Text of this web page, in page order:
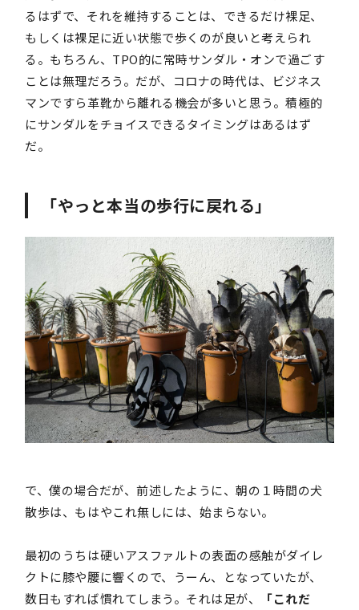
るはずで、それを維持することは、できるだけ裸足、
もしくは裸足に近い状態で歩くのが良いと考えられ
る。もちろん、TPO的に常時サンダル・オンで過ごす
ことは無理だろう。だが、コロナの時代は、ビジネス
マンですら革靴から離れる機会が多いと思う。積極的
にサンダルをチョイスできるタイミングはあるはず
だ。
「やっと本当の歩行に戻れる」
で、僕の場合だが、前述したように、朝の１時間の犬
散歩は、もはやこれ無しには、始まらない。
最初のうちは硬いアスファルトの表面の感触がダイレ
クトに膝や腰に響くので、うーん、となっていたが、
数日もすれば慣れてしまう。それは足が、
「これだ